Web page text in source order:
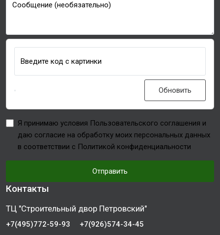
Сообщение (необязательно)
Введите код с картинки
Обновить
Я принимаю условия Пользовательского соглашения и
даю согласие на обработку моих персональных данных
в соответствии с Политикой конфиденциальности
Отправить
Контакты
ТЦ "Строительный двор Петровский"
+7(495)772-59-93
+7(926)574-34-45